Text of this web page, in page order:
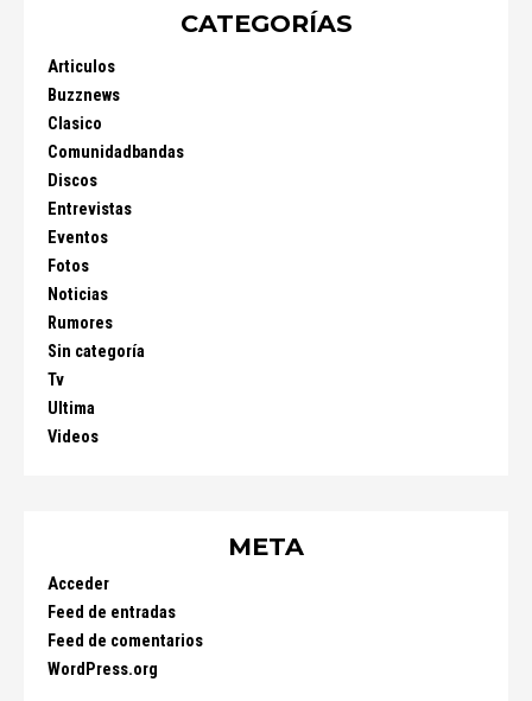
CATEGORÍAS
Articulos
Buzznews
Clasico
Comunidadbandas
Discos
Entrevistas
Eventos
Fotos
Noticias
Rumores
Sin categoría
Tv
Ultima
Videos
META
Acceder
Feed de entradas
Feed de comentarios
WordPress.org